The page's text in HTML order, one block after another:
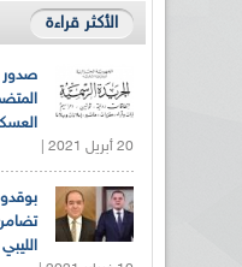
الأكثر قراءة
صدور
20 أبريل 2021 |
الليبي